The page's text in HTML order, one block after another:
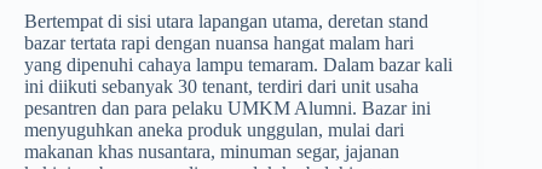
Bertempat di sisi utara lapangan utama, deretan stand
bazar tertata rapi dengan nuansa hangat malam hari
yang dipenuhi cahaya lampu temaram. Dalam bazar kali
ini diikuti sebanyak 30 tenant, terdiri dari unit usaha
pesantren dan para pelaku UMKM Alumni. Bazar ini
menyuguhkan aneka produk unggulan, mulai dari
makanan khas nusantara, minuman segar, jajanan